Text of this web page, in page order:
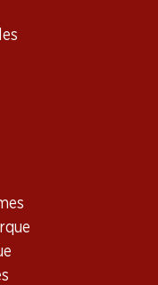
IGP